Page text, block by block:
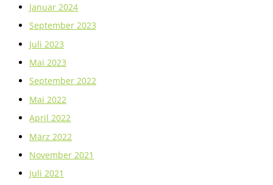
Januar 2024
September 2023
Juli 2023
Mai 2023
September 2022
Mai 2022
April 2022
März 2022
November 2021
Juli 2021